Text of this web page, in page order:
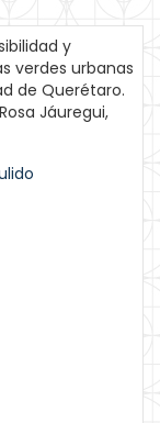
y
verdes urbanas
de Querétaro.
Jáuregui,